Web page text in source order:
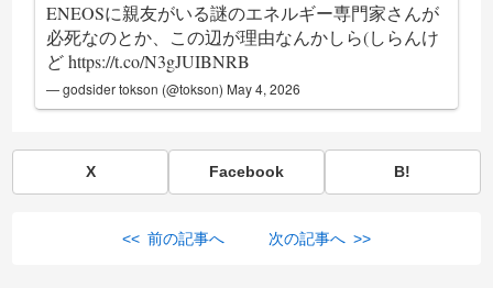
ENEOSに親友がいる謎のエネルギー専門家さんが
必死なのとか、この辺が理由なんかしら(しらんけ
どhttps://t.co/N3gJUIBNRB
— godsider tokson (@tokson) May 4, 2026
X Facebook B!
<< 前の記事へ 次の記事へ >>